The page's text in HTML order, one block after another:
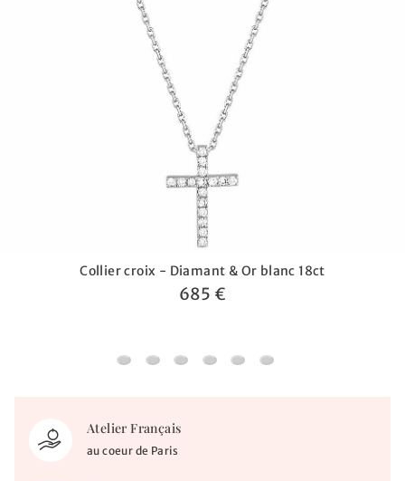
Collier croix - Diamant & Or blanc 18ct
685 €
Collier croix - Diamant & Or blanc 18ct
Croix - Diamants & Or blanc 18ct
Croix personnalisée - Or blanc 18ct
Collier croix - Diamant & Or
Croix arrondie - Diamants
Collier croix saphirs -
Atelier Français
au coeur de Paris